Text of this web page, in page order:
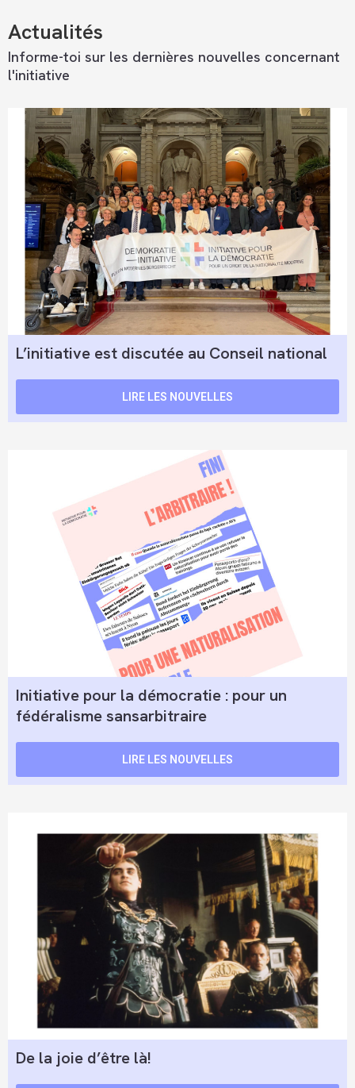
Actualités
Informe-toi sur les dernières nouvelles concernant
l'initiative
L’initiative est discutée au Conseil national
LIRE LES NOUVELLES
Initiative pour la démocratie : pour un
fédéralisme sansarbitraire
LIRE LES NOUVELLES
De la joie d’être là!